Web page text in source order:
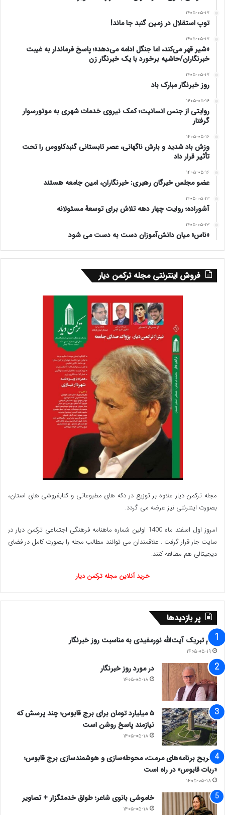
۱۴۰۵-۰۵-۱۷
توپ استقلال در زمین گنبد جا ماند!
۱۴۰۵-۰۵-۱۷
«شیر قهر می‌کند، اما جنگل ادامه می‌دهد»؛ پاسخ فرماندار به غیبت
خبرنگاران/حاشیه برخورد با یک خبرنگار زن
۱۴۰۵-۰۵-۱۷
روز خبرنگار مبارک باد
۱۴۰۵-۰۵-۱۶
روایتی از جنس انسانیت؛ کمک نیروی خدمات شهری به موتورسوار
گرفتار
۱۴۰۵-۰۵-۱۶
وزش باد شدید و بارش ناگهانی، عصر تابستانی گنبدکاووس را تحت
تأثیر قرار داد
۱۴۰۵-۰۵-۱۶
عضو مجلس خبرگان رهبری: خبرنگاران، امین جامعه هستند
۱۴۰۵-۰۵-۱۳
آشوراده؛ روایت چهار دهه تلاش برای توسعهٔ مسئولانه
۱۴۰۵-۰۵-۱۳
«ناس» میان دانش‌آموزان دست به دست می شود
فروش اینترنتی مجله ترکمن دیار
مجله ترکمن دیار علاوه بر توزیع در دکه های مطبوعاتی و کتابفروشی های استان،
بصورت اینترنتی نیز عرضه می گردد.‌
امروز اول اسفند ماه 1400 اولین شماره ماهنامه فرهنگی اجتماعی ترکمن دیار در
سایت جار قرار گرفت . علاقمندان می توانند مطالب مجله را بصورت کامل در فضای
دیجیتالی هم مطالعه کنند.
خرید آنلاین مجله ترکمن دیار
پر بازدیدها
پیام تبریک آیت‌الله نورمفیدی به مناسبت روز خبرنگار
۱۴۰۵-۰۵-۱۹
در مورد روز خبرنگار
۱۴۰۵-۰۵-۱۸
۵ میلیارد تومان برای برج قابوس؛ چند پرسش که
نیازمند پاسخ روشن است
۱۴۰۵-۰۵-۱۸
تشریح برنامه‌های مرمت، محوطه‌سازی و هوشمندسازی برج قابوس؛
«ربات قابوس» در راه است
۱۴۰۵-۰۵-۱۸
خاموشی بانوی شاعر؛ طواق خدمتگزار + تصاویر
۱۴۰۵-۰۵-۱۸